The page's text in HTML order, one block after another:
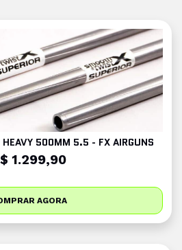
HEAVY 500MM 5.5 - FX AIRGUNS
1.299,90
AGORA